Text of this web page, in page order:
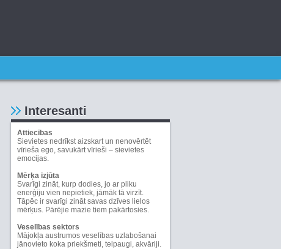
Interesanti
Attiecības
Sievietes nedrīkst aizskart un nenovērtēt
vīrieša ego, savukārt vīrieši – sievietes
emocijas.
Mērķa izjūta
Svarīgi zināt, kurp dodies, jo ar pliku
enerģiju vien nepietiek, jāmāk tā virzīt.
Tāpēc ir svarīgi zināt savas dzīves lielos
mērķus. Pārējie mazie tiem pakārtosies.
Veselības sektors
Mājokļa austrumos veselības uzlabošanai
jānovieto koka priekšmeti, telpaugi, akvāriji.